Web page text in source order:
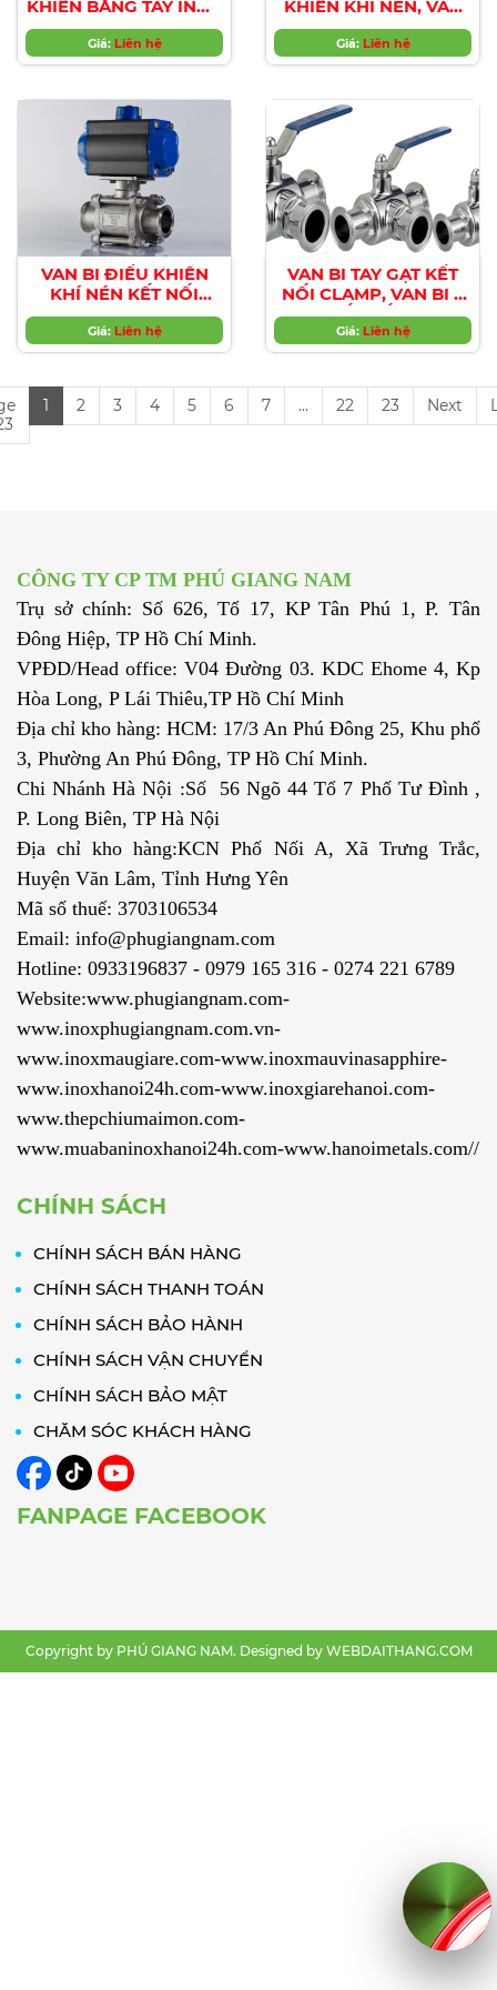
KHIỂN BẰNG TAY INOX
304, 316, DIAPHRAGM
VALVE, VAN MÀNG
THỰC PHẨM, VAN
VAN MÀNG VI SINH
Giá: Liên hệ
KHIỂN KHÍ NÉN, VAN
MÀNG KHÍ NÉN INOX
304/316
Giá: Liên hệ
VAN BI ĐIỀU KHIỂN
KHÍ NÉN KẾT NỐI
CLAMP
Giá: Liên hệ
VAN BI TAY GẠT KẾT
NỐI CLAMP, VAN BI 3
THÂN KẾT NỐI CLAMP,
VAN BI VI SINH
Giá: Liên hệ
1 2 3 4 5 6 7 ... 22 23 Next
CÔNG TY CP TM PHÚ GIANG NAM
Trụ sở chính: Số 626, Tổ 17, KP Tân Phú 1, P. Tân
Đông Hiệp, TP Hồ Chí Minh.
VPĐD/Head office: V04 Đường 03. KDC Ehome 4, Kp
Hòa Long, P Lái Thiêu,TP Hồ Chí Minh
Địa chỉ kho hàng: HCM: 17/3 An Phú Đông 25, Khu phố
3, Phường An Phú Đông, TP Hồ Chí Minh.
Chi Nhánh Hà Nội :Số 56 Ngõ 44 Tổ 7 Phố Tư Đình ,
P. Long Biên, TP Hà Nội
Địa chỉ kho hàng:KCN Phố Nối A, Xã Trưng Trắc,
Huyện Văn Lâm, Tỉnh Hưng Yên
Mã số thuế: 3703106534
Email: info@phugiangnam.com
Hotline: 0933196837 - 0979 165 316 - 0274 221 6789
Website:www.phugiangnam.com-
www.inoxphugiangnam.com.vn-
www.inoxmaugiare.com-www.inoxmauvinasapphire-
www.inoxhanoi24h.com-www.inoxgiarehanoi.com-
www.thepchiumaimon.com-
www.muabaninoxhanoi24h.com-www.hanoimetals.com//
CHÍNH SÁCH
CHÍNH SÁCH BÁN HÀNG
CHÍNH SÁCH THANH TOÁN
CHÍNH SÁCH BẢO HÀNH
CHÍNH SÁCH VẬN CHUYỂN
CHÍNH SÁCH BẢO MẬT
CHĂM SÓC KHÁCH HÀNG
FANPAGE FACEBOOK
Copyright by PHÚ GIANG NAM. Designed by WEBDAITHANG.COM